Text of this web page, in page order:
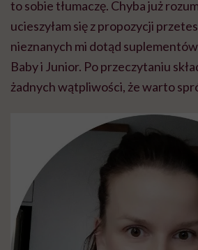
to sobie tłumaczę. Chyba już
ucieszyłam się z propozycji
nieznanych mi dotąd
Baby i Junior. Po przeczytaniu
żadnych wątpliwości, że warto